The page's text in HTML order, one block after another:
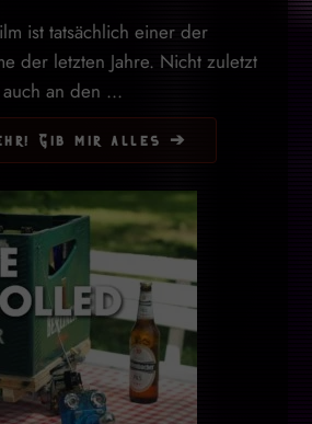
ist tatsächlich einer der
der letzten Jahre. Nicht zuletzt
an den ...
Gib mir alles ➔